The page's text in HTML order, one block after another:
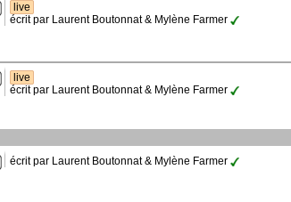
live
écrit par Laurent Boutonnat & Mylène Farmer
live
écrit par Laurent Boutonnat & Mylène Farmer
écrit par Laurent Boutonnat & Mylène Farmer